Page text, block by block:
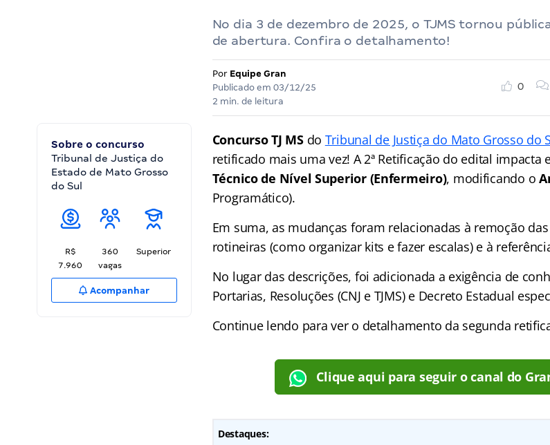
No dia 3 de dezembro de 2025, o TJMS tornou
de abertura. Confira o detalhamento!
Por Equipe Gran
Publicado em 03/12/25
2 min. de leitura
0
Sobre o concurso
Tribunal de Justiça do
Estado de Mato Grosso
do Sul
R$
7.960
360
vagas
Superior
Acompanhar
Concurso TJ MSdo Tribunal de Justiça do Mato Grosso do
retificado mais uma vez! A 2ª Retificação do edital impacta
Técnico de Nível Superior (Enfermeiro), modificando o
Programático).
Em suma, as mudanças foram relacionadas à remoção
rotineiras (como organizar kits e fazer escalas) e à
No lugar das descrições, foi adicionada a exigência de
Portarias, Resoluções (CNJ e TJMS) e Decreto Estadual
Continue lendo para ver o detalhamento da segunda
Clique aqui para seguir o canal do
Destaques: